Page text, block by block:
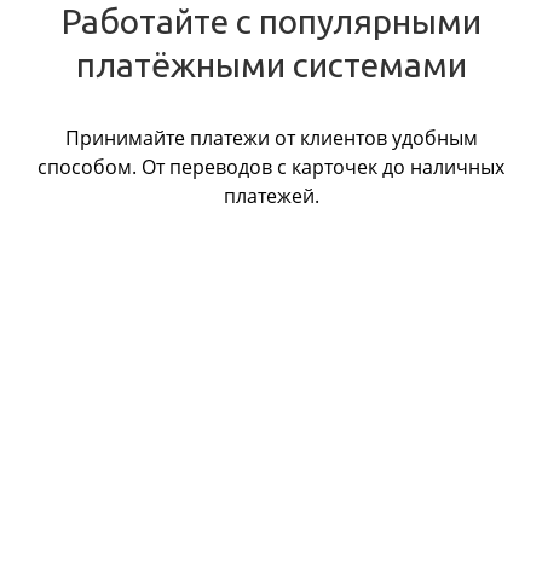
Работайте с популярными
платёжными системами
Принимайте платежи от клиентов удобным
способом. От переводов с карточек до наличных
платежей.